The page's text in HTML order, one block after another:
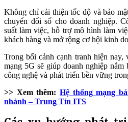
Không chỉ cải thiện tốc độ và bảo
chuyển đổi số cho doanh nghiệp.
suất làm việc, hỗ trợ mô hình làm
khách hàng và mở rộng cơ hội kinh
Trong bối cảnh cạnh tranh hiện nay,
mạng 5G sẽ giúp doanh nghiệp
công nghệ và phát triển bền vững
>> Xem thêm: Hệ thống mạng
nhánh – Trung Tín ITS